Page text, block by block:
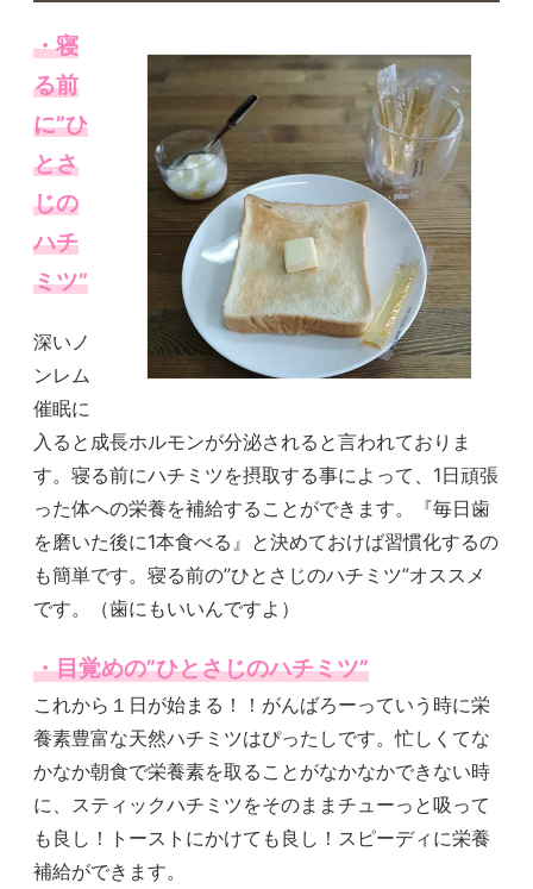
・寝
る前
に”ひ
とさ
じの
ハチ
ミツ”
深いノ
ンレム
催眠に
入ると成長ホルモンが分泌されると言われておりま
す。寝る前にハチミツを摂取する事によって、1日頑張
った体への栄養を補給することができます。『毎日歯
を磨いた後に1本食べる』と決めておけば習慣化するの
も簡単です。寝る前の”ひとさじのハチミツ”オススメ
です。（歯にもいいんですよ）
・目覚めの”ひとさじのハチミツ”
これから１日が始まる！！がんばろーっていう時に栄
養素豊富な天然ハチミツはぴったしです。忙しくてな
かなか朝食で栄養素を取ることがなかなかできない時
に、スティックハチミツをそのままチューっと吸って
も良し！トーストにかけても良し！スピーディに栄養
補給ができます。